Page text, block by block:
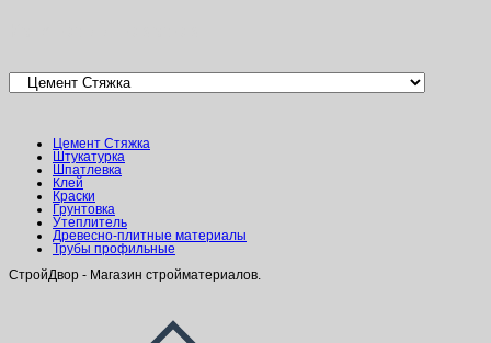
Цемент Стяжка
Штукатурка
Шпатлевка
Клей
Краски
Грунтовка
Утеплитель
Древесно-плитные материалы
Трубы профильные
СтройДвор - Магазин стройматериалов.